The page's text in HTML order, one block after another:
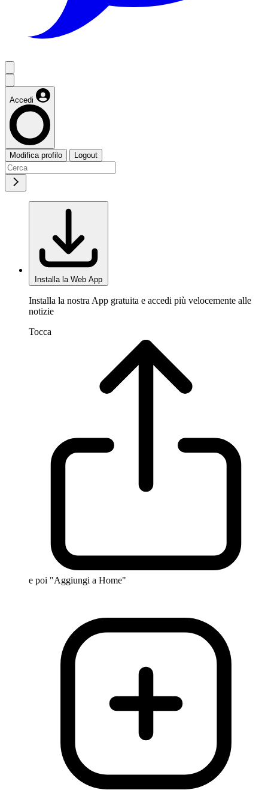
Accedi
Modifica profilo Logout
Installa la Web App
Installa la nostra App gratuita e accedi più velocemente alle
notizie
Tocca
e poi "Aggiungi a Home"